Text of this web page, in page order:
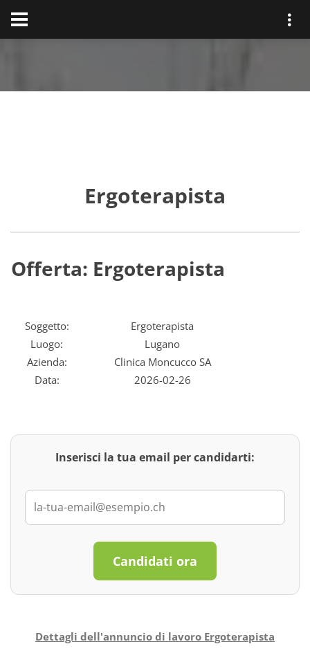
Ergoterapista
Offerta: Ergoterapista
Soggetto:
Ergoterapista
Luogo:
Lugano
Azienda:
Clinica Moncucco SA
Data:
2026-02-26
Inserisci la tua email per candidarti:
Candidati ora
Dettagli dell'annuncio di lavoro Ergoterapista